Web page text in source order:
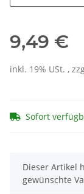
9,49 €
inkl. 19% USt. ,
Sofort
x
Dieser Artikel
gewünschte